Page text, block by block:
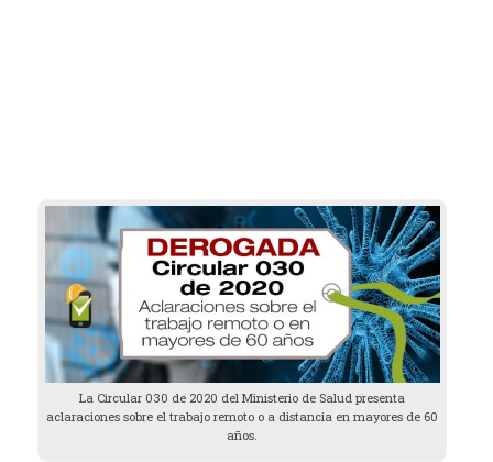
La Circular 030 de 2020 del Ministerio de Salud presenta
aclaraciones sobre el trabajo remoto o a distancia en mayores de 60
años.